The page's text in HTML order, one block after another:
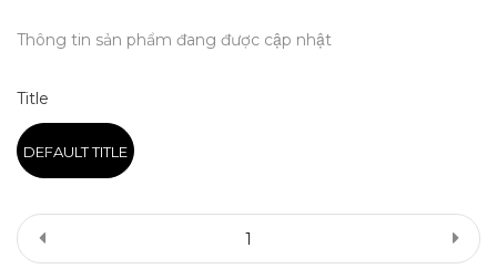
Thông tin sản phẩm đang được cập nhật
Title
DEFAULT TITLE